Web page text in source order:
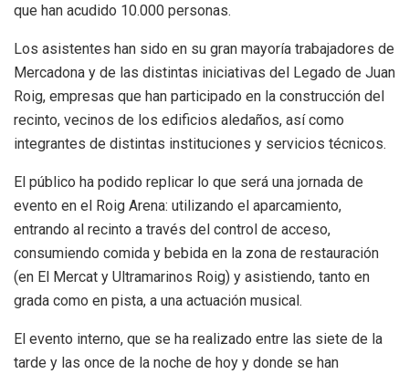
que han acudido 10.000 personas.
Los asistentes han sido en su gran mayoría trabajadores de
Mercadona y de las distintas iniciativas del Legado de Juan
Roig, empresas que han participado en la construcción del
recinto, vecinos de los edificios aledaños, así como
integrantes de distintas instituciones y servicios técnicos.
El público ha podido replicar lo que será una jornada de
evento en el Roig Arena: utilizando el aparcamiento,
entrando al recinto a través del control de acceso,
consumiendo comida y bebida en la zona de restauración
(en El Mercat y Ultramarinos Roig) y asistiendo, tanto en
grada como en pista, a una actuación musical.
El evento interno, que se ha realizado entre las siete de la
tarde y las once de la noche de hoy y donde se han